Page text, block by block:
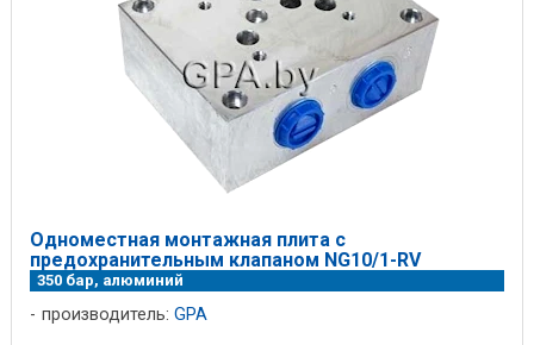
Одноместная монтажная плита с
предохранительным клапаном NG10/1-RV
350 бар, алюминий
производитель: GPA